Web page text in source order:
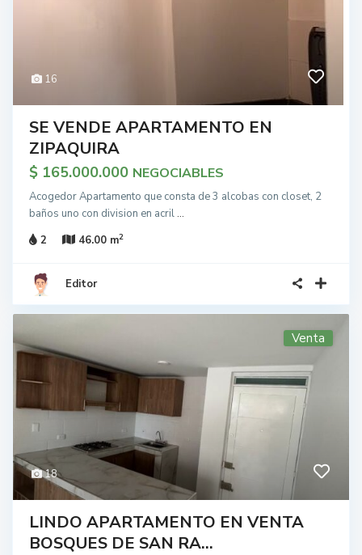
16
SE VENDE APARTAMENTO EN
ZIPAQUIRA
$ 165.000.000 NEGOCIABLES
Acogedor Apartamento que consta de 3 alcobas con closet, 2
baños uno con division en acril...
2
46.00 m2
Editor
18
Venta
LINDO APARTAMENTO EN VENTA
BOSQUES DE SAN RA...